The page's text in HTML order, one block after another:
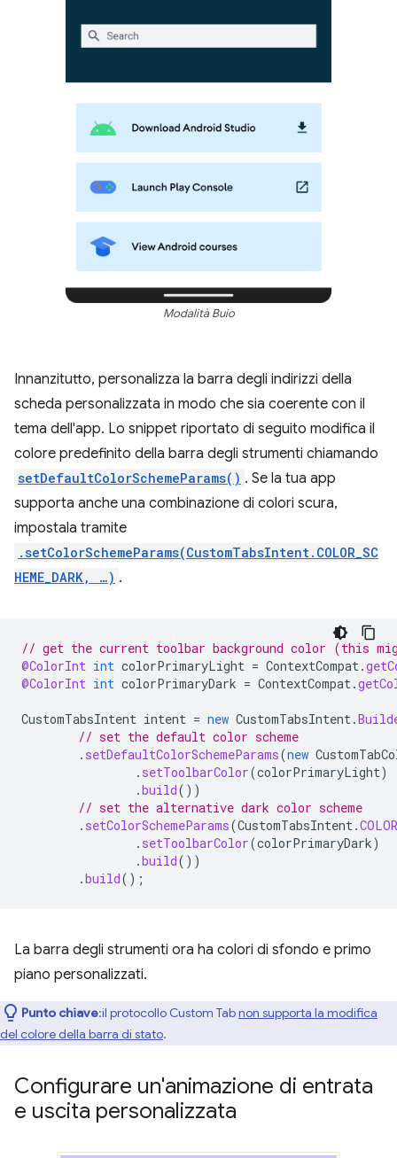
Modalità Buio
Innanzitutto, personalizza la barra degli indirizzi della
scheda personalizzata in modo che sia coerente con il
tema dell'app. Lo snippet riportato di seguito modifica il
colore predefinito della barra degli strumenti chiamando
setDefaultColorSchemeParams() . Se la tua app
supporta anche una combinazione di colori scura,
impostala tramite
.setColorSchemeParams(CustomTabsIntent.COLOR_SC
HEME_DARK, …) .
// get the current toolbar background color (this
@ColorInt int colorPrimaryLight = ContextCompat.
@ColorInt int colorPrimaryDark = ContextCompat.
CustomTabsIntent intent = new CustomTabsIntent.
// set the default color scheme
. setDefaultColorSchemeParams(new
. setToolbarColor(colorPrimaryLight)
.build())
// set the alternative dark color scheme
. setColorSchemeParams(CustomTabsIntent.
. setToolbarColor(colorPrimaryDark)
.build())
.build();
La barra degli strumenti ora ha colori di sfondo e primo
piano personalizzati.
Punto chiave:il protocollo Custom Tabnon supporta la modifica
del colore della barra di stato.
Configurare un'animazione di entrata
e uscita personalizzata